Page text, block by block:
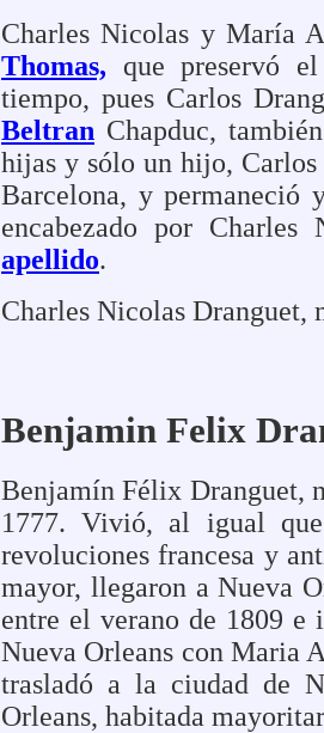
Charles Nicolas y María
Thomas, que preservó
tiempo, pues Carlos
Beltran Chapduc,
hijas y sólo un hijo, Carlos
Barcelona, y permaneció
encabezado por
apellido.
Charles Nicolas Dranguet,
Benjamin Felix
Benjamín Félix Dranguet,
1777. Vivió, al igual que
revoluciones francesa y
mayor, llegaron a Nueva
entre el verano de 1809 e
Nueva Orleans con Maria
trasladó a la ciudad de
Orleans, habitada